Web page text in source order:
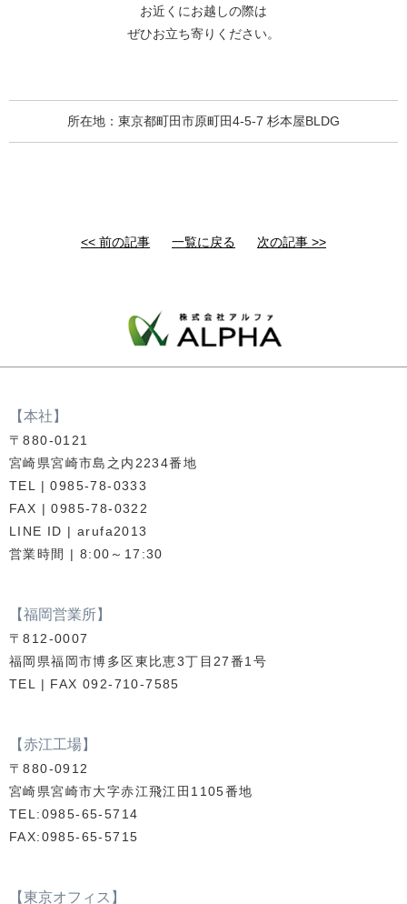
お近くにお越しの際は
ぜひお立ち寄りください。
所在地： 東京都町田市原町田4-5-7 杉本屋BLDG
<< 前の記事 一覧に戻る 次の記事 >>
【本社】
〒880-0121
宮崎県宮崎市島之内2234番地
TEL | 0985-78-0333
FAX | 0985-78-0322
LINE ID | arufa2013
営業時間 | 8:00～17:30
【福岡営業所】
〒812-0007
福岡県福岡市博多区東比恵3丁目27番1号
TEL | FAX 092-710-7585
【赤江工場】
〒880-0912
宮崎県宮崎市大字赤江飛江田1105番地
TEL:0985-65-5714
FAX:0985-65-5715
【東京オフィス】